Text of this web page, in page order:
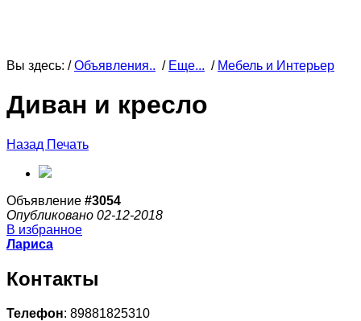
Вы здесь: /Объявления.. / Еще... / Мебель и Интерьер
Диван и кресло
Назад Печать
Объявление #3054
Опубликовано 02-12-2018
В избранное
Лариса
Контакты
Телефон: 89881825310